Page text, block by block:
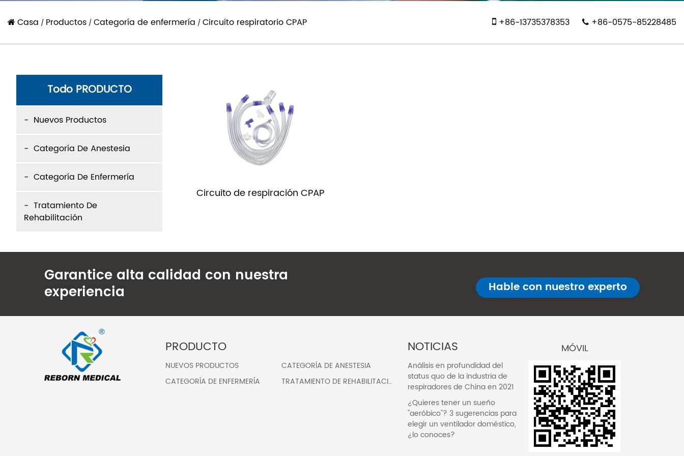
Casa / Productos / Categoría de enfermería / Circuito respiratorio CPAP +86-13735378353 +86-0575-85228485
Todo PRODUCTO
Nuevos Productos
Categoría De Anestesia
Categoría De Enfermería
Tratamiento De
Rehabilitación
Circuito de respiración CPAP
Garantice alta calidad con nuestra
experiencia Hable con nuestro experto
PRODUCTO
NUEVOS PRODUCTOS
CATEGORÍA DE ANESTESIA
CATEGORÍA DE ENFERMERÍA
TRATAMIENTO DE REHABILITACIÓN
NOTICIAS
Análisis en profundidad del
status quo de la industria de
respiradores de China en 2021
¿Quieres tener un sueño
"aeróbico"? 3 sugerencias para
elegir un ventilador doméstico,
¿lo conoces?
MÓVIL